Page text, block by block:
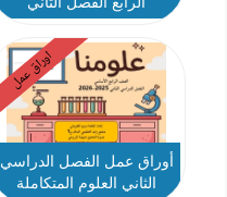
اوراق عمل
أوراق عمل الفصل الدراسي
الثاني العلوم المتكاملة